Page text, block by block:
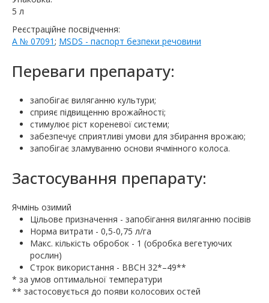
5 л
Реєстраційне посвідчення:
А № 07091; MSDS - паспорт безпеки речовини
Переваги препарату:
запобігає виляганню культури;
сприяє підвищенню врожайності;
стимулює ріст кореневої системи;
забезпечує сприятливі умови для збирання врожаю;
запобігає зламуванню основи ячмінного колоса.
Застосування препарату:
Ячмінь озимий
Цільове призначення - запобігання виляганню посівів
Норма витрати - 0,5-0,75 л/га
Макс. кількість обробок - 1 (обробка вегетуючих
рослин)
Строк використання - BBCH 32*–49**
* за умов оптимальної температури
** застосовується до появи колосових остей